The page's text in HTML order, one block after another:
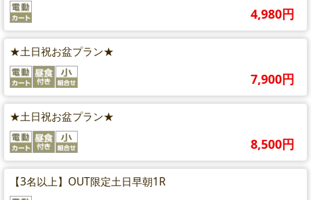
4,980円
★土日祝お盆プラン★
7,900円
★土日祝お盆プラン★
8,500円
【3名以上】OUT限定土日早朝1R